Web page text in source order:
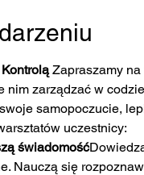
Zapraszamy
nim zarządzać w
samopoczucie,
uczestnicy:
świadomość
Nauczą się